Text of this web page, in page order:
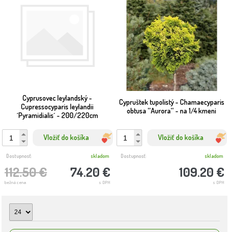
Cyprusovec leylandský -
Cupressocyparis leylandii
´Pyramidialis´ - 200/220cm
Vložiť do košíka
112.50 €
bežná cena
74.20 €
s DPH
Dostupnosť: skladom
Cypruštek tupolistý - Chamaecyparis
obtusa ''Aurora'' - na 1/4 kmeni
Vložiť do košíka
109.20 €
s DPH
Dostupnosť: skladom